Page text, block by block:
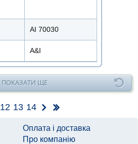
AI 70030
A&I
ПОКАЗАТИ ЩЕ
12 13 14
Оплата і доставка
Про компанію